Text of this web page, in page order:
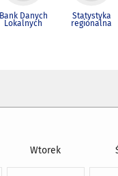
Bank Danych
Lokalnych
Statystyka
regionalna
Wtorek